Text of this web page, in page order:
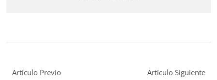
Artículo Previo Artículo Siguiente